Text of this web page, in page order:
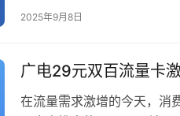
那些容易被忽略的注意事
2025年9月8日
广电29元双百流量卡
在流量需求激增的今天，消